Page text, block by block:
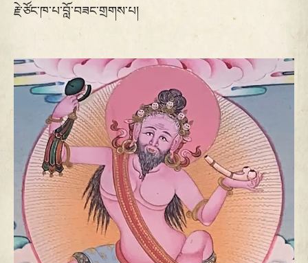
རྗེ་ཙོང་ཁ་པ་བློ་བཟང་གྲགས་པ།